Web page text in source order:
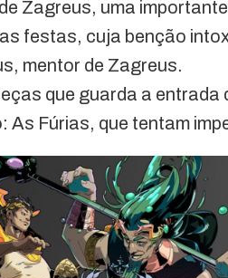
Zagreus, uma
festas, cuja benção
mentor de Zagreus.
que guarda a entrada
: As Fúrias, que tentam